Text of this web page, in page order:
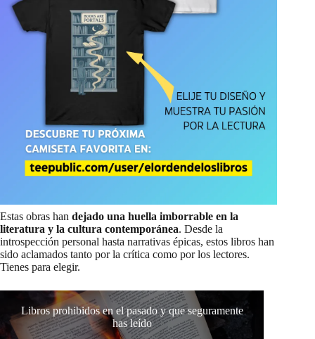
Estas obras han dejado una huella imborrable en la
literatura y la cultura contemporánea. Desde la
introspección personal hasta narrativas épicas, estos libros han
sido aclamados tanto por la crítica como por los lectores.
Tienes para elegir.
Libros prohibidos en el pasado y que seguramente
has leído